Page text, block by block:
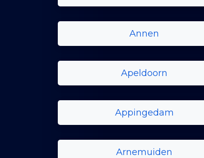
Annen
Apeldoorn
Appingedam
Arnemuiden